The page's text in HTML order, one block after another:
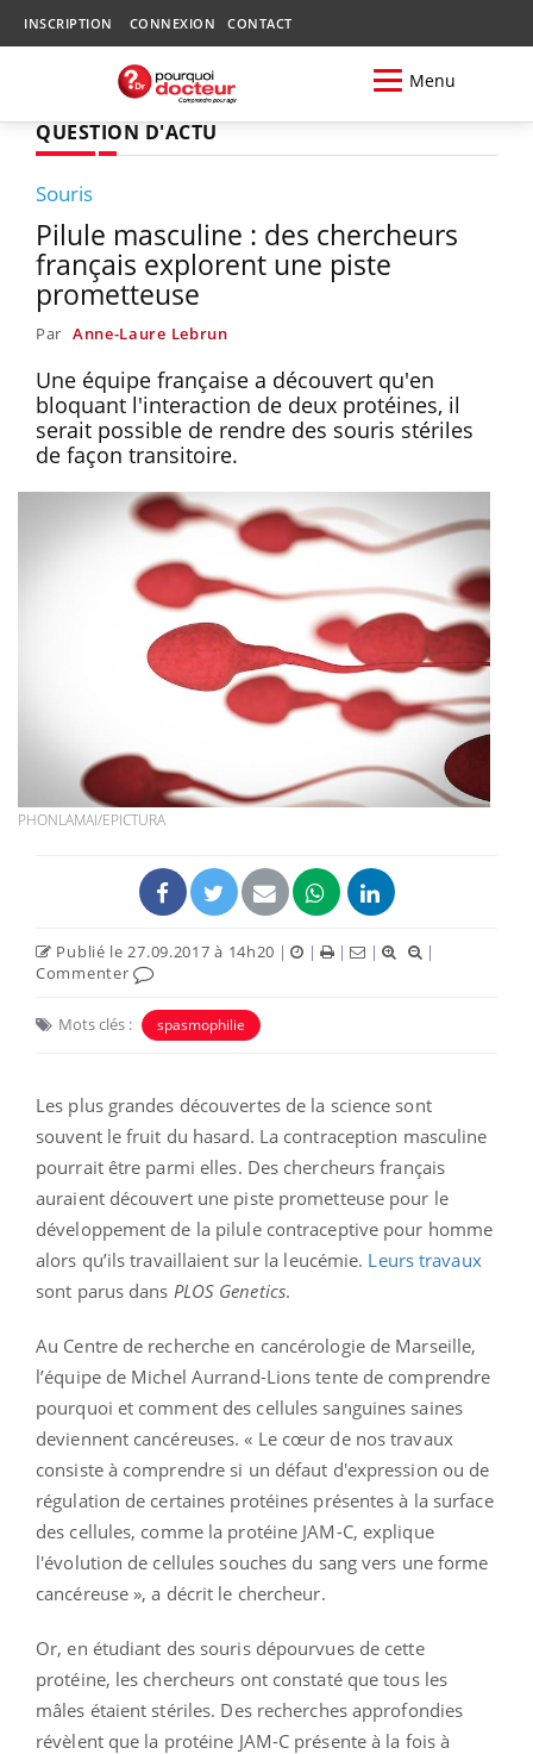
INSCRIPTION CONNEXION CONTACT
Menu
QUESTION D'ACTU
Souris
Pilule masculine : des chercheurs
français explorent une piste
prometteuse
Par Anne-Laure Lebrun
Une équipe française a découvert qu'en
bloquant l'interaction de deux protéines, il
serait possible de rendre des souris stériles
de façon transitoire.
PHONLAMAI/EPICTURA
Publié le 27.09.2017 à 14h20 | | | |
|
Commenter
Mots clés : spasmophilie
Les plus grandes découvertes de la science sont
souvent le fruit du hasard. La contraception masculine
pourrait être parmi elles. Des chercheurs français
auraient découvert une piste prometteuse pour le
développement de la pilule contraceptive pour homme
alors qu’ils travaillaient sur la leucémie. Leurs travaux
sont parus dans PLOS Genetics.
Au Centre de recherche en cancérologie de Marseille,
l’équipe de Michel Aurrand-Lions tente de comprendre
pourquoi et comment des cellules sanguines saines
deviennent cancéreuses. « Le cœur de nos travaux
consiste à comprendre si un défaut d'expression ou de
régulation de certaines protéines présentes à la surface
des cellules, comme la protéine JAM-C, explique
l'évolution de cellules souches du sang vers une forme
cancéreuse », a décrit le chercheur.
Or, en étudiant des souris dépourvues de cette
protéine, les chercheurs ont constaté que tous les
mâles étaient stériles. Des recherches approfondies
révèlent que la protéine JAM-C présente à la fois à